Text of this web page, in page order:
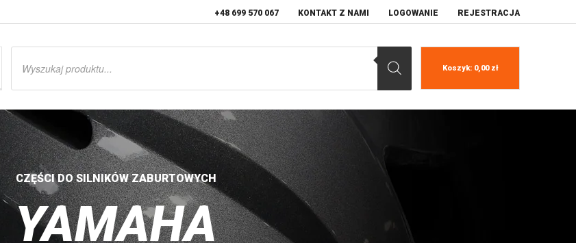
+48 699 570 067 KONTAKT Z NAMI LOGOWANIE REJESTRACJA
Wyszukiwarka
Koszyk: 0,00 zł
CZĘŚCI DO SILNIKÓW ZABURTOWYCH
YAMAHA